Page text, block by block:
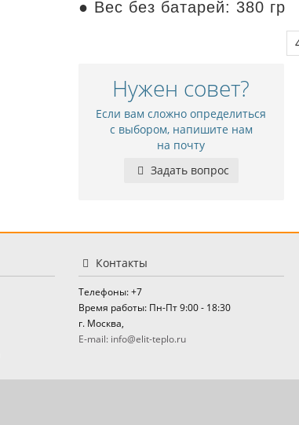
● Вес без батарей: 380 гр
Нужен совет?
Если вам сложно определиться
с выбором, напишите нам
на почту
Задать вопрос
Контакты
Телефоны: +7
Время работы: Пн-Пт 9:00 - 18:30
г. Москва,
E-mail: info@elit-teplo.ru